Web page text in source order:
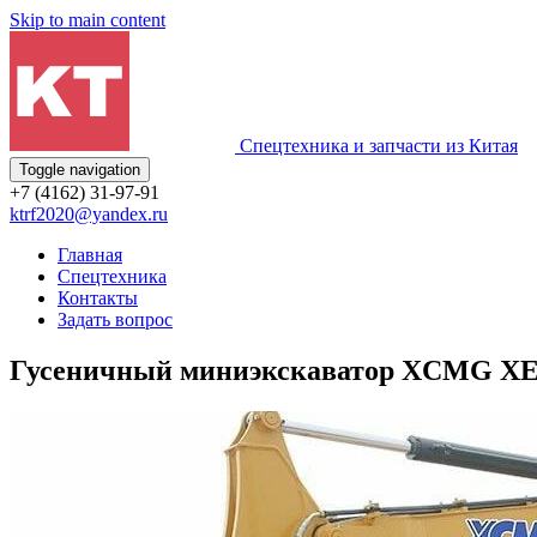
Skip to main content
Спецтехника и запчасти из Китая
Toggle navigation
+7 (4162) 31-97-91
ktrf2020@yandex.ru
Главная
Спецтехника
Контакты
Задать вопрос
Гусеничный миниэкскаватор XCMG